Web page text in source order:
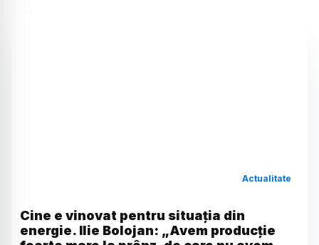
Actualitate
Cine e vinovat pentru situația din
energie. Ilie Bolojan: „Avem producție